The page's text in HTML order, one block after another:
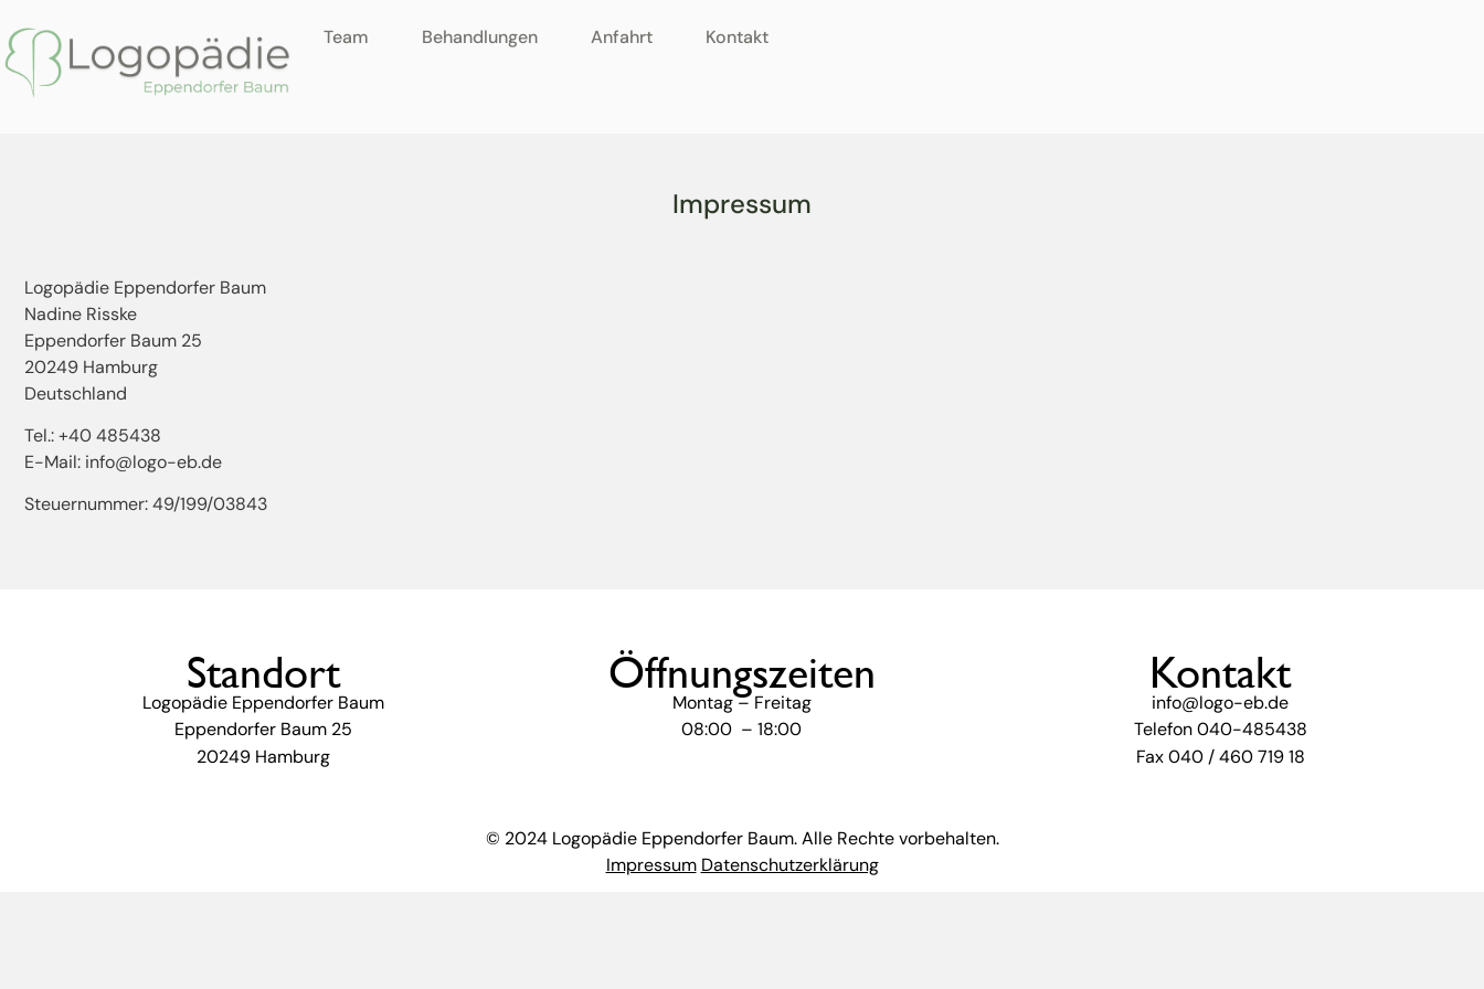
Team Behandlungen Anfahrt Kontakt
Impressum
Logopädie Eppendorfer Baum
Nadine Risske
Eppendorfer Baum 25
20249 Hamburg
Deutschland
Tel.: +40 485438
E-Mail: info@logo-eb.de
Steuernummer: 49/199/03843
Standort
Logopädie Eppendorfer Baum
Eppendorfer Baum 25
20249 Hamburg
Öffnungszeiten
Montag – Freitag
08:00 – 18:00
Kontakt
info@logo-eb.de
Telefon 040-485438
Fax 040 / 460 719 18
© 2024 Logopädie Eppendorfer Baum. Alle Rechte vorbehalten.
Impressum Datenschutzerklärung